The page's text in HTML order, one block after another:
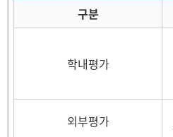
구분
학내평가
외부평가